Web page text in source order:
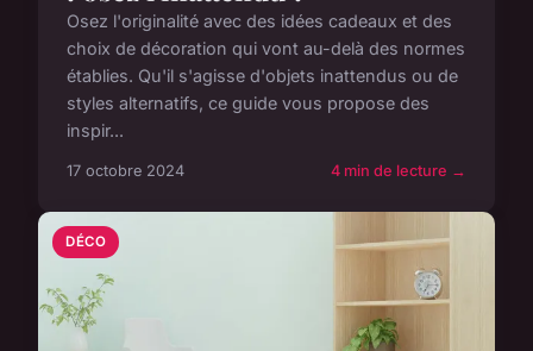
Osez l'originalité avec des idées cadeaux et des
choix de décoration qui vont au-delà des normes
établies. Qu'il s'agisse d'objets inattendus ou de
styles alternatifs, ce guide vous propose des
inspir...
17 octobre 2024 4 min de lecture →
DÉCO